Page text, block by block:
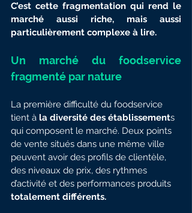
C’est cette fragmentation qui rend le
marché aussi riche, mais aussi
particulièrement complexe à lire.
Un marché du foodservice
fragmenté par nature
La première difficulté du foodservice
tient à la diversité des établissements
qui composent le marché. Deux points
de vente situés dans une même ville
peuvent avoir des profils de clientèle,
des niveaux de prix, des rythmes
d’activité et des performances produits
totalement différents.